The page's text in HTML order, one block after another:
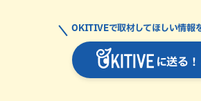
に送る！
OKITIVEで取材してほしい情報